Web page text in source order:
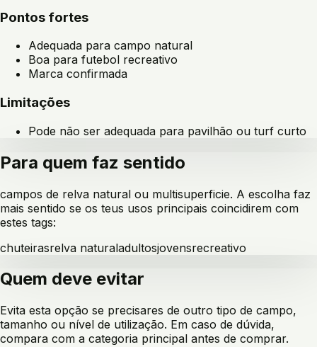
Pontos fortes
Adequada para campo natural
Boa para futebol recreativo
Marca confirmada
Limitações
Pode não ser adequada para pavilhão ou turf curto
Para quem faz sentido
campos de relva natural ou multisuperficie. A escolha faz
mais sentido se os teus usos principais coincidirem com
estes tags:
chuteirasrelva naturaladultosjovensrecreativo
Quem deve evitar
Evita esta opção se precisares de outro tipo de campo,
tamanho ou nível de utilização. Em caso de dúvida,
compara com a categoria principal antes de comprar.